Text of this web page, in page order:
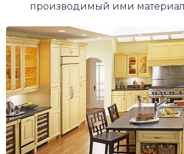
производимый ими